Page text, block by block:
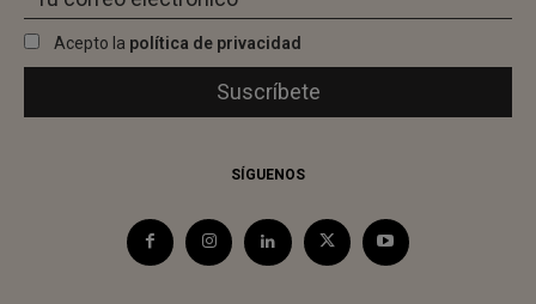
Acepto la política de privacidad
SÍGUENOS